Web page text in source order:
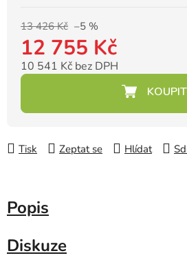
13 426 Kč –5 %
12 755 Kč
10 541 Kč bez DPH
Tisk Zeptat se Hlídat
Popis
Diskuze